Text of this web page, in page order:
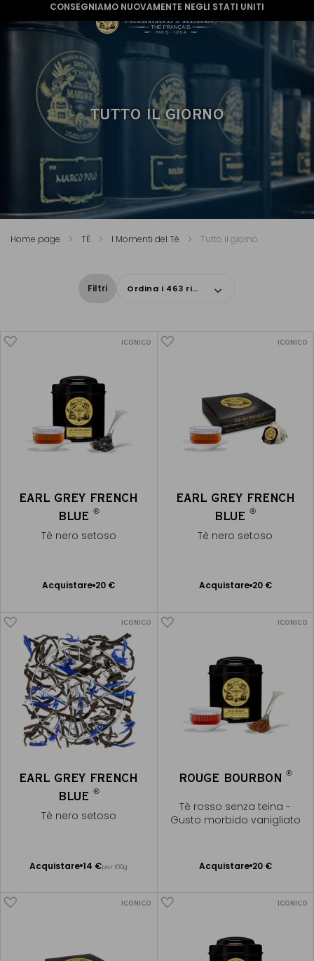
CONSEGNIAMO NUOVAMENTE NEGLI STATI UNITI
TUTTO IL GIORNO
Home page TÈ I Momenti del Tè Tutto il giorno
Filtri Ordina i 463 risultati
ICONICO
EARL GREY FRENCH
BLUE ®
Tè nero setoso
Acquistare 20 €
Aggiungere
ICONICO
EARL GREY FRENCH
BLUE®
Tè nero setoso
Acquistare 20 €
Aggiungere
ICONICO
EARL GREY FRENCH
BLUE ®
Tè nero setoso
Acquistare 14 €per 100g
Aggiungere
ICONICO
ROUGE BOURBON ®
Tè rosso senza teina -
Gusto morbido vanigliato
Acquistare 20 €
Aggiungere
ICONICO ICONICO